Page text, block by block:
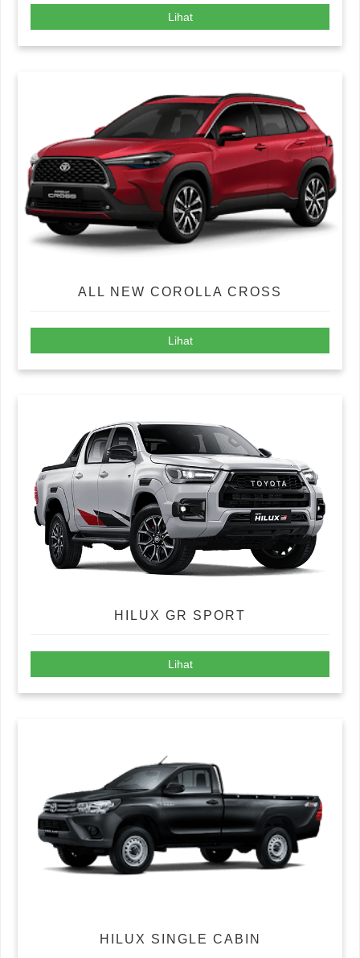
Lihat
ALL NEW COROLLA CROSS
Lihat
HILUX GR SPORT
Lihat
HILUX SINGLE CABIN